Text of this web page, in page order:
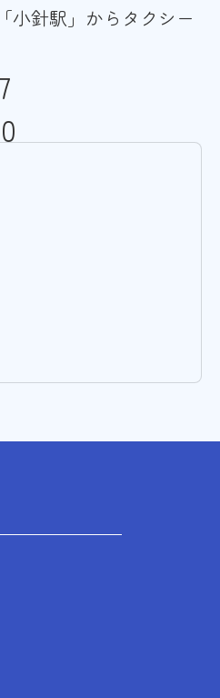
小針駅」からタクシー